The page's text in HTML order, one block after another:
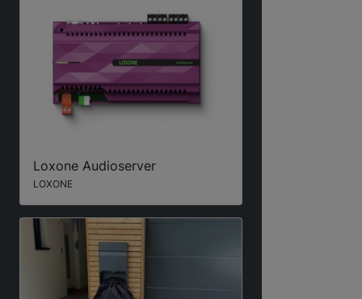
Loxone Audioserver
LOXONE